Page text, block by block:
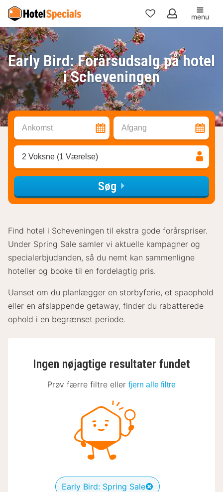
Mine
favoritter
menu
Early Bird: Forårsudsalg på hotel
i Scheveningen
Ankomst Afgang
2 Voksne (1 Værelse)
Søg
Find hotel i Scheveningen til ekstra gode forårspriser.
Under Spring Sale samler vi aktuelle kampagner og
specialerbjudanden, så du nemt kan sammenligne
hoteller og booke til en fordelagtig pris.
Uanset om du planlægger en storbyferie, et spaophold
eller en afslappende getaway, finder du rabatterede
ophold i en begrænset periode.
Ingen nøjagtige resultater fundet
Prøv færre filtre eller fjern alle filtre
Early Bird: Spring Sale